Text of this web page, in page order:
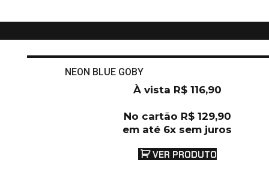
NEON BLUE GOBY
À vista R$116,90
No cartão R$129,90
em até 6x sem juros
VER PRODUTO